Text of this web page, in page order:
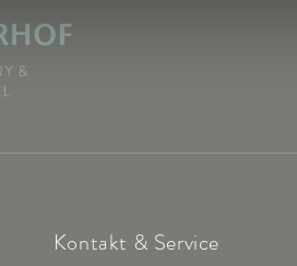
Kontakt & Service